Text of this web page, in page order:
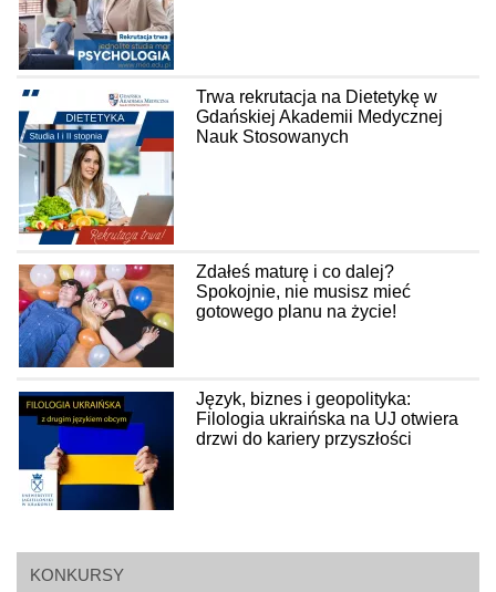
KONKURSY
Trwa rekrutacja na Dietetykę w
Gdańskiej Akademii Medycznej
Nauk Stosowanych
Zdałeś maturę i co dalej?
Spokojnie, nie musisz mieć
gotowego planu na życie!
Język, biznes i geopolityka:
Filologia ukraińska na UJ otwiera
drzwi do kariery przyszłości